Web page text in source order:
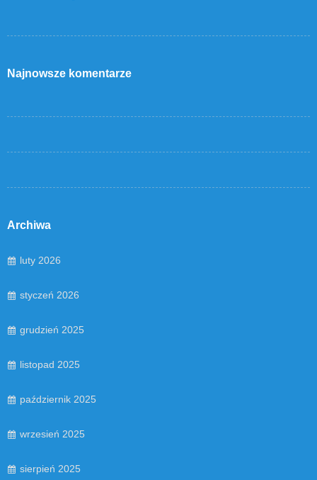
Najnowsze komentarze
Archiwa
luty 2026
styczeń 2026
grudzień 2025
listopad 2025
październik 2025
wrzesień 2025
sierpień 2025